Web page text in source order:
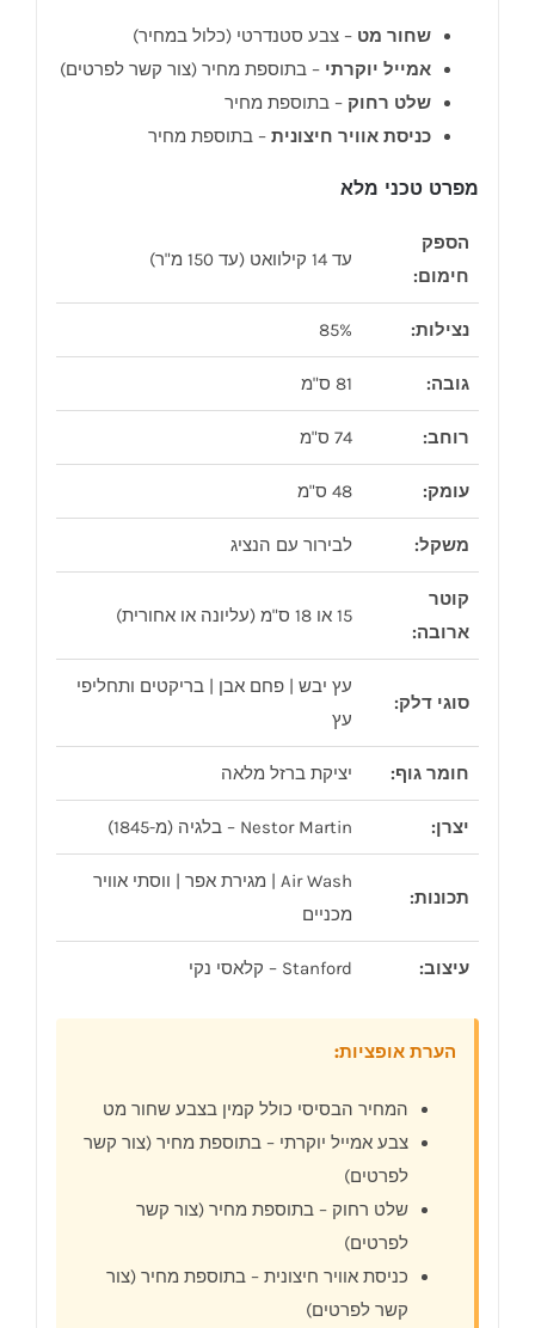
שחור מט – צבע סטנדרטי (כלול במחיר)
אמייל יוקרתי – בתוספת מחיר (צור קשר לפרטים)
שלט רחוק – בתוספת מחיר
כניסת אוויר חיצונית– בתוספת מחיר
מפרט טכני מלא
הספק
חימום:
עד 14 קילוואט (עד 150 מ"ר)
נצילות: 85%
גובה: 81 ס"מ
רוחב: 74 ס"מ
עומק: 48 ס"מ
משקל: לבירור עם הנציג
קוטר
ארובה:
15 או 18 ס"מ (עליונה או אחורית)
סוגי דלק:
עץ יבש | פחם אבן | בריקטים ותחליפי
עץ
חומר גוף: יציקת ברזל מלאה
יצרן: Nestor Martin – בלגיה (מ-1845)
תכונות:
Air Wash | מגירת אפר | ווסתי אוויר
מכניים
עיצוב: Stanford – קלאסי נקי
הערת אופציות:
המחיר הבסיסי כולל קמין בצבע שחור מט
צבע אמייל יוקרתי – בתוספת מחיר (צור קשר
לפרטים)
שלט רחוק – בתוספת מחיר (צור קשר
לפרטים)
כניסת אוויר חיצונית – בתוספת מחיר (צור
קשר לפרטים)